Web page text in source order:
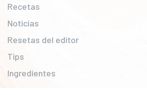
Recetas
Noticias
Resetas del editor
Tips
Ingredientes